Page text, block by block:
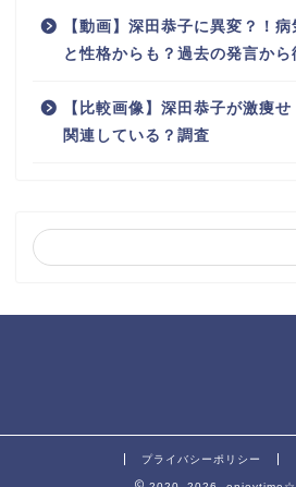
【動画】深田恭子に異変？！
と性格からも？過去の発言から
【比較画像】深田恭子が激痩
関連している？調査
プライバシーポリシー